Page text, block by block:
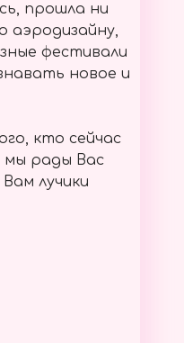
прошла ни
аэродизайну,
фестивали
новое и
кто сейчас
рады Вас
лучики